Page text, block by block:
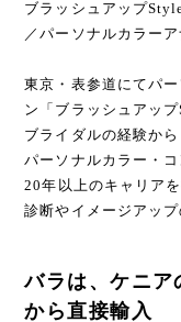
ブラッシュアップ
／パーソナルカラー
東京・表参道にてパ
ン「ブラッシュアップ
ブライダルの経験か
パーソナルカラー・コ
20年以上のキャリア
診断やイメージアッ
バラは、ケニア
から直接輸入